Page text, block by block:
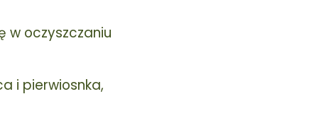
w oczyszczaniu
i pierwiosnka,